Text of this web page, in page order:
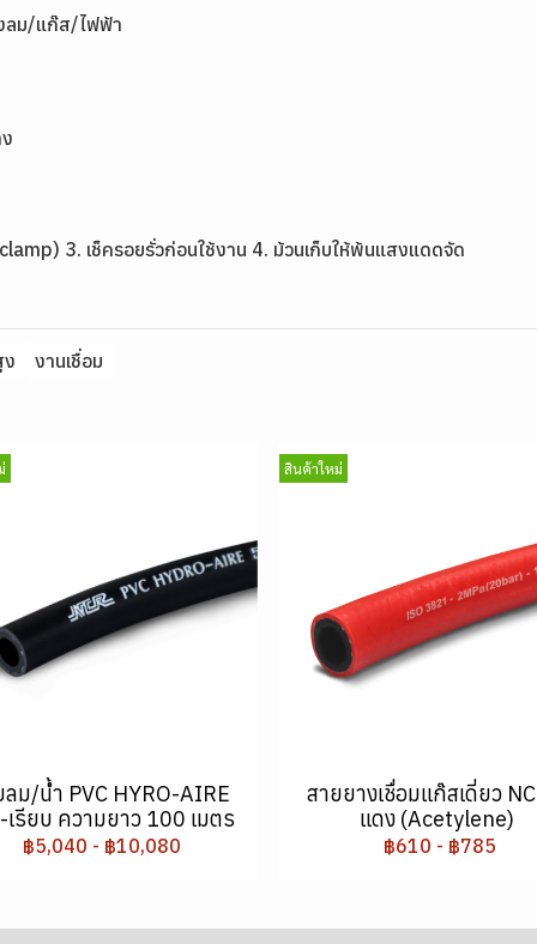
ลม/แก๊ส/ไฟฟ้า
3. เช็ครอยรั่วก่อนใช้งาน 4. ม้วนเก็บให้พ้นแสงแดดจัด
งานเชื่อม
ม/น้ำ PVC HYRO-AIRE
เรียบ ความยาว 100 เมตร
฿5,040 - ฿10,080
สินค้าใหม่
สายยางเชื่อมแก๊สเดี่ยว
แดง (Acetylene)
฿610 - ฿785